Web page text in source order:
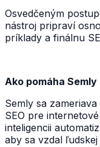
Osvedčeným
nástroj pripraví
príklady a finálnu
Ako pomáha Semly
Semly sa
SEO pre
inteligencii
aby sa vzdal